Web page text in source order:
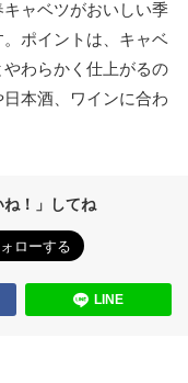
キャベツがおいしい季
ポイントは、キャベ
わらかく仕上がるの
本酒、ワインに合わ
ね！」してね
LINE